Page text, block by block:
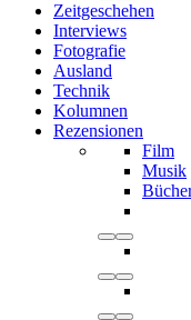
Zeitgeschehen
Interviews
Fotografie
Ausland
Technik
Kolumnen
Rezensionen
Film
Musik